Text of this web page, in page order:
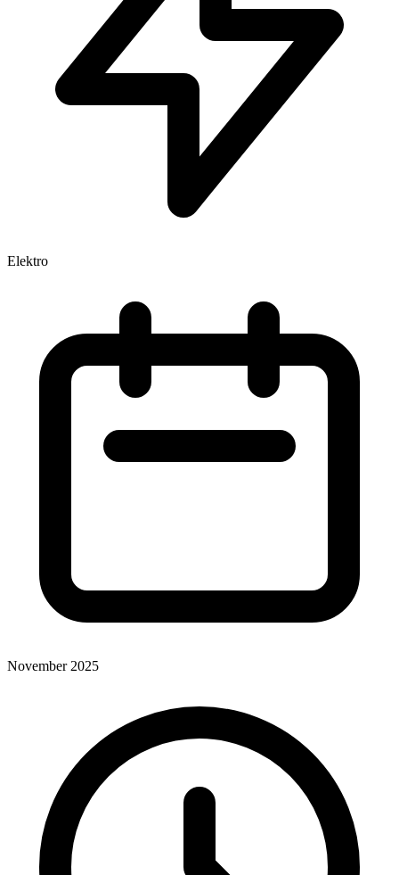
Elektro
November 2025